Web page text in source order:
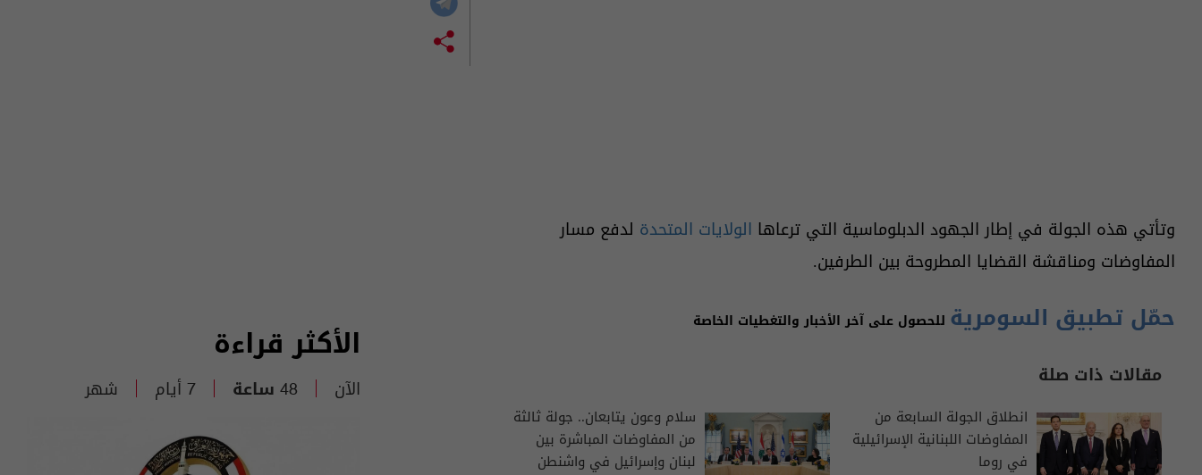
وتأتي هذه الجولة في إطار الجهود الدبلوماسية التي ترعاها الولايات المتحدة لدفع مسار
المفاوضات ومناقشة القضايا المطروحة بين الطرفين.
حمّل تطبيق السومرية للحصول على آخر الأخبار والتغطيات الخاصة
مقالات ذات صلة
انطلاق الجولة السابعة من
المفاوضات اللبنانية الإسرائيلية
في روما
سلام وعون يتابعان.. جولة ثالثة
من المفاوضات المباشرة بين
لبنان وإسرائيل في واشنطن
الأكثر قراءة
الآن 48 ساعة 7 أيام شهر